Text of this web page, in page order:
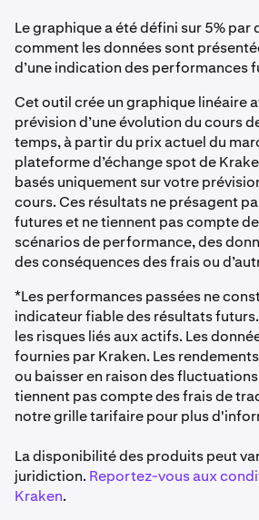
Le graphique a été défini sur 5%
comment les données sont
d’une indication des performances
Cet outil crée un graphique linéaire
prévision d’une évolution du cours
temps, à partir du prix actuel du
plateforme d’échange spot de
basés uniquement sur votre
cours. Ces résultats ne présagent
futures et ne tiennent pas compte
scénarios de performance, des
des conséquences des frais ou
*Les performances passées ne
indicateur fiable des résultats
les risques liés aux actifs. Les
fournies par Kraken. Les
ou baisser en raison des
tiennent pas compte des frais de
notre grille tarifaire pour plus
La disponibilité des produits peut
juridiction. Reportez-vous aux
Kraken.